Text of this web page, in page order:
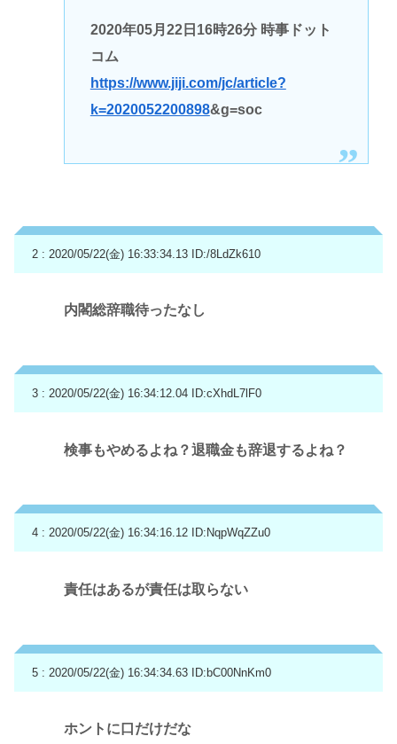
2020年05月22日16時26分 時事ドット
コム
https://www.jiji.com/jc/article?
k=2020052200898&g=soc
2 : 2020/05/22(金) 16:33:34.13 ID:/8LdZk610
内閣総辞職待ったなし
3 : 2020/05/22(金) 16:34:12.04 ID:cXhdL7lF0
検事もやめるよね？退職金も辞退するよね？
4 : 2020/05/22(金) 16:34:16.12 ID:NqpWqZZu0
責任はあるが責任は取らない
5 : 2020/05/22(金) 16:34:34.63 ID:bC00NnKm0
ホントに口だけだな